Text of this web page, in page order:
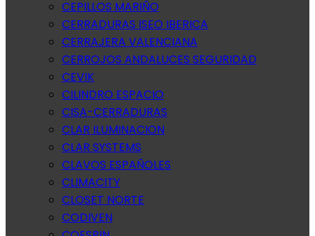
CEPILLOS MARIÑO
CERRADURAS ISEO IBERICA
CERRAJERA VALENCIANA
CERROJOS ANDALUCES SEGURIDAD
CEVIK
CILINDRO ESPACIO
CISA-CERRADURAS
CLAR ILUMINACION
CLAR SYSTEMS
CLAVOS ESPAÑOLES
CLIMACITY
CLOSET NORTE
CODIVEN